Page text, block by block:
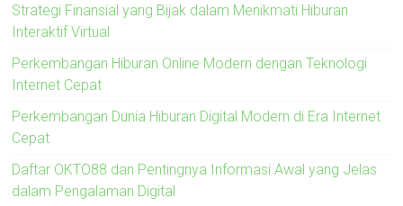
Strategi Finansial yang Bijak dalam Menikmati Hiburan
Interaktif Virtual
Perkembangan Hiburan Online Modern dengan Teknologi
Internet Cepat
Perkembangan Dunia Hiburan Digital Modern di Era Internet
Cepat
Daftar OKTO88 dan Pentingnya Informasi Awal yang Jelas
dalam Pengalaman Digital